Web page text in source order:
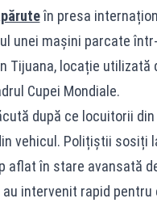
în presa
unei mașini parcate
Tijuana, locație
Cupei Mondiale.
după ce locuitorii
vehicul. Polițiștii sosiți
aflat în stare avansată
intervenit rapid